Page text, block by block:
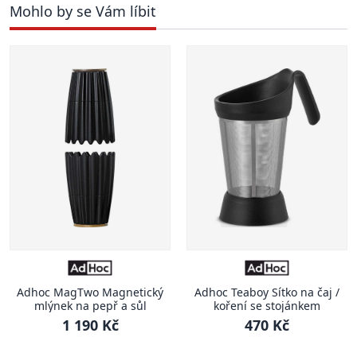
Mohlo by se Vám líbit
Adhoc MagTwo Magnetický
mlýnek na pepř a sůl
1 190 Kč
Adhoc Teaboy Sítko na čaj /
koření se stojánkem
470 Kč